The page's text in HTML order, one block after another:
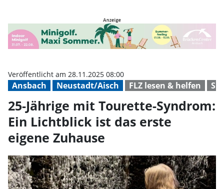
Ansbach Neustadt/Aisch FLZ lesen & helfen
Veröffentlicht am 28.11.2025 08:00
25-Jährige mit Tourette-Syndrom:
Ein Lichtblick ist das erste
eigene Zuhause